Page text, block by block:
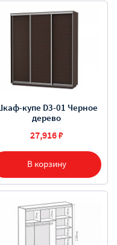
В корзину
купе D3-01 Черное
дерево
27,916 ₽